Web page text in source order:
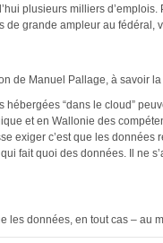
plusieurs milliers
grande ampleur au fédéral,
de Manuel Pallage, à savoir
hébergées “dans le cloud”
et en Wallonie des
exiger c’est que les
fait quoi des données. Il ne
les données, en tout cas –